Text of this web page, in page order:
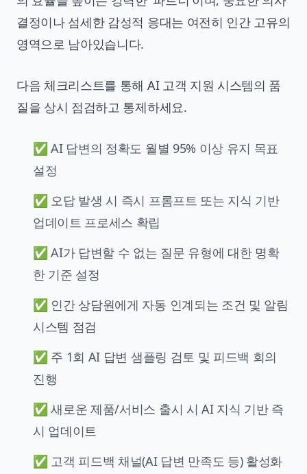
결정이나 섬세한 감성적 응대는 여전히 인간 고유의
영역으로 남아있습니다.
다음 체크리스트를 통해 AI 고객 지원 시스템의 품
질을 상시 점검하고 통제하세요.
✅ AI 답변의 정확도 월별 95% 이상 유지 목표
설정
✅ 오답 발생 시 즉시 프롬프트 또는 지식 기반
업데이트 프로세스 확립
✅ AI가 답변할 수 없는 질문 유형에 대한 명확
한 기준 설정
✅ 인간 상담원에게 자동 인계되는 조건 및 알림
시스템 점검
✅ 주 1회 AI 답변 샘플링 검토 및 피드백 회의
진행
✅ 새로운 제품/서비스 출시 시 AI 지식 기반 즉
시 업데이트
✅ 고객 피드백 채널(AI 답변 만족도 등) 활성화